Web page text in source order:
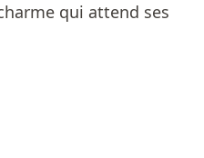
qui attend ses